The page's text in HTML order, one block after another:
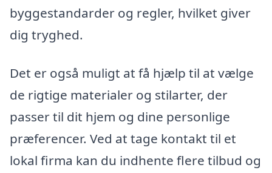
byggestandarder og regler, hvilket giver
dig tryghed.
Det er også muligt at få hjælp til at vælge
de rigtige materialer og stilarter, der
passer til dit hjem og dine personlige
præferencer. Ved at tage kontakt til et
lokal firma kan du indhente flere tilbud og